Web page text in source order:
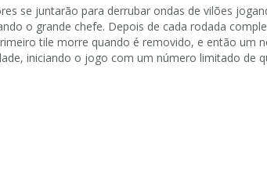
se juntarão para derrubar ondas de vilões
o grande chefe. Depois de cada rodada
tile morre quando é removido, e então um
iniciando o jogo com um número limitado de